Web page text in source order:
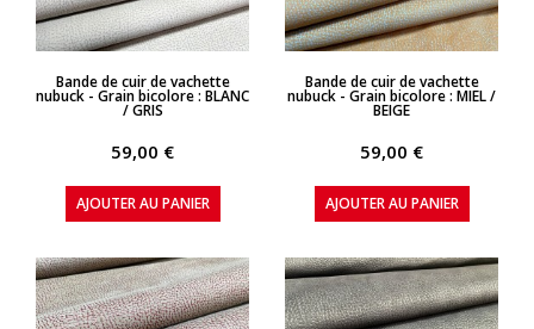
APERÇU RAPIDE
Bande de cuir de vachette
nubuck - Grain bicolore : BLANC
/ GRIS
59,00 €
AJOUTER AU PANIER
APERÇU RAPIDE
Bande de cuir de vachette
nubuck - Grain bicolore : MIEL /
BEIGE
59,00 €
AJOUTER AU PANIER